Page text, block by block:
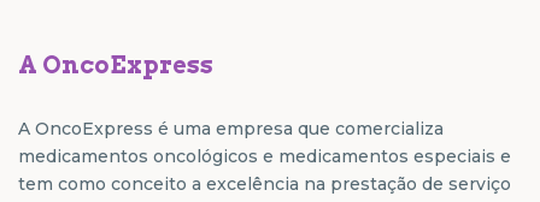
A OncoExpress
A OncoExpress é uma empresa que comercializa
medicamentos oncológicos e medicamentos especiais e
tem como conceito a excelência na prestação de serviço